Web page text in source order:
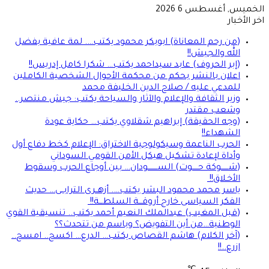
أغسطس 6 2026
الأخبار
(من رحم المعاناة) ابوبكر محمود يكتب…. لمة عافية بفضل
الله والجيش!!
(إبر الحروف) عابد سيداحمد يكتب… شكرا كامل إدريس!!
اعلان بالنشر بحكم من محكمة الأحوال الشخصية الكاملين
للمدعي عليه / صلاح الدين الخليفة محمد
وزير الثقافة والإعلام والآثار والسياحة يكتب: جيش منتصر..
وشعب مقتدر
(وجه الحقيقة) إبراهيم شقلاوي يكتب… حكاية عودة
الشهداء!!
الحرب الناعمة وسيكولوجية الاختراق: الإعلام كخط دفاع أول
وأداة لإعادة تشكيل هيكل الأمن القومي السوداني
(شــــــوكة حـــــوت) الســــــــودان… بين أوجاع الحرب وسقوط
الأخـلاق!!
ياسر محمد محمود البشر يكتب…. أزهــرى الترابــى… حديث
الفكر السياسى خارج أروقـــة السلطـــة!!
(قبل المغيب) عبدالملك النعيم أحمد يكتب.. تنسيقية القوي
الوطنية…من أين التفويض؟ وباسم من تتحدث؟؟
(آخر الكلام) هاشم القصاص يكتب… الدرع… اكسح.. امسح..
ازرع..!!